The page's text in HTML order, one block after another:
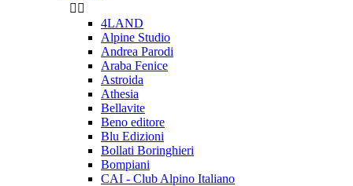
 
4LAND
Alpine Studio
Andrea Parodi
Araba Fenice
Astroida
Athesia
Bellavite
Beno editore
Blu Edizioni
Bollati Boringhieri
Bompiani
CAI - Club Alpino Italiano